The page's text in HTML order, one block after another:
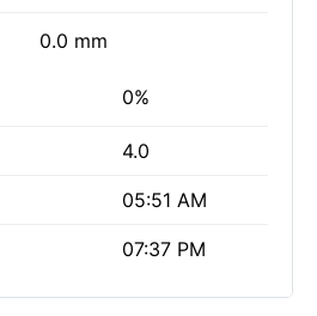
0.0 mm
0%
4.0
05:51 AM
07:37 PM